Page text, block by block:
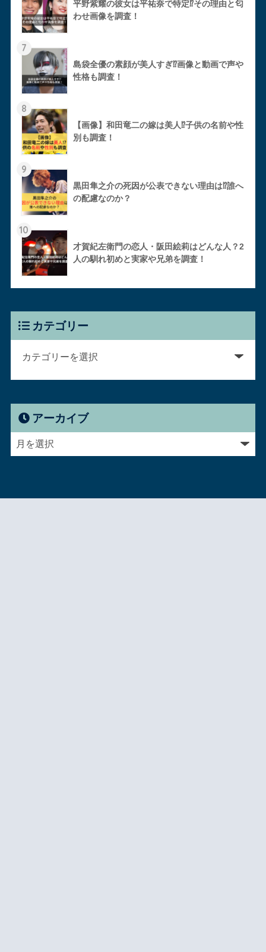
平野紫耀の彼女は平祐奈で特定⁉︎その理由と匂
わせ画像を調査！
7
島袋全優の素顔が美人すぎ⁉︎画像と動画で声や
性格も調査！
8
【画像】和田竜二の嫁は美人⁉︎子供の名前や性
別も調査！
9
黒田隼之介の死因が公表できない理由は⁉︎誰へ
の配慮なのか？
10
才賀紀左衛門の恋人・阪田絵莉はどんな人？2
人の馴れ初めと実家や兄弟を調査！
カテゴリー
アーカイブ